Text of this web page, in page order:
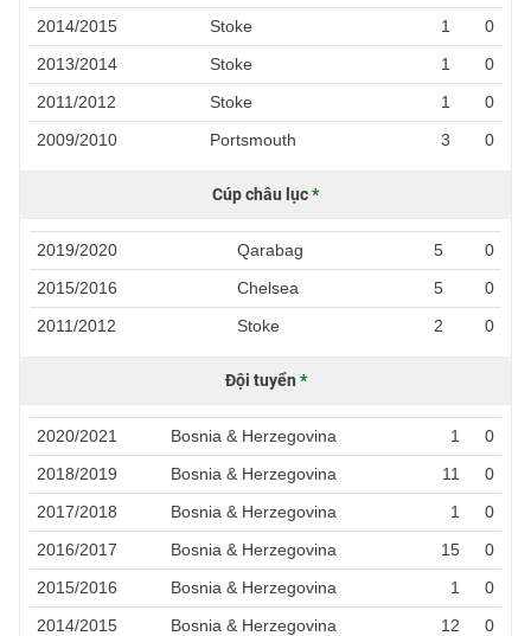
2014/2015
Stoke 1
0
2013/2014
Stoke 1
0
2011/2012
Stoke 1
0
2009/2010
Portsmouth 3 0
Cúp châu lục*
2019/2020 Qarabag 5
0
2015/2016
Chelsea 5
0
2011/2012
Stoke 2 0
Đội tuyển *
2020/2021 Bosnia & Herzegovina 1
0
2018/2019
Bosnia & Herzegovina 11
0
2017/2018
Bosnia & Herzegovina 1
0
2016/2017
Bosnia & Herzegovina 15
0
2015/2016
Bosnia & Herzegovina 1
0
2014/2015
Bosnia & Herzegovina 12
0